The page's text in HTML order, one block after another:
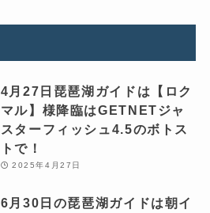
4月27日琵琶湖ガイドは【ロク
マル】様降臨はGETNETジャ
スターフィッシュ4.5のボトス
トで！
2025年4月27日
6月30日の琵琶湖ガイドは朝イ